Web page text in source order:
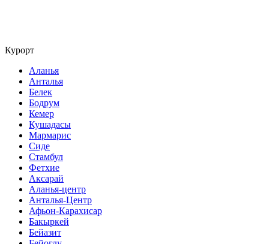
Курорт
Аланья
Анталья
Белек
Бодрум
Кемер
Кушадасы
Мармарис
Сиде
Стамбул
Фетхие
Аксарай
Аланья-центр
Анталья-Центр
Афьон-Карахисар
Бакыркей
Бейазит